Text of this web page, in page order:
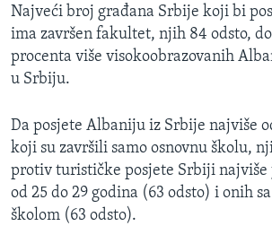
Najveći broj građana Srbije koji bi
ima završen fakultet, njih 84 odsto,
procenta više visokoobrazovanih
u Srbiju.
Da posjete Albaniju iz Srbije najviše
koji su završili samo osnovnu školu,
protiv turističke posjete Srbiji
od 25 do 29 godina (63 odsto) i onih
školom (63 odsto).